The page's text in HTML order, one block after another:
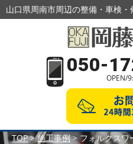
山口県周南市周辺の整備・車検
050-
OPEN/
TOP>施工事例>フォルクスワ